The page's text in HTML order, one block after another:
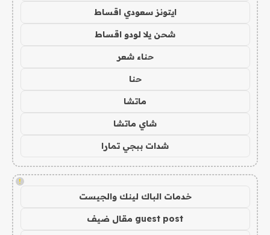
ايتونز سعودي اقساط
شحن يلا لودو اقساط
حناء شعر
حنا
ماتشا
شاي ماتشا
شدات ببجي تمارا
!
خدمات الباك لينك والجيست
guest post مقال ضيف